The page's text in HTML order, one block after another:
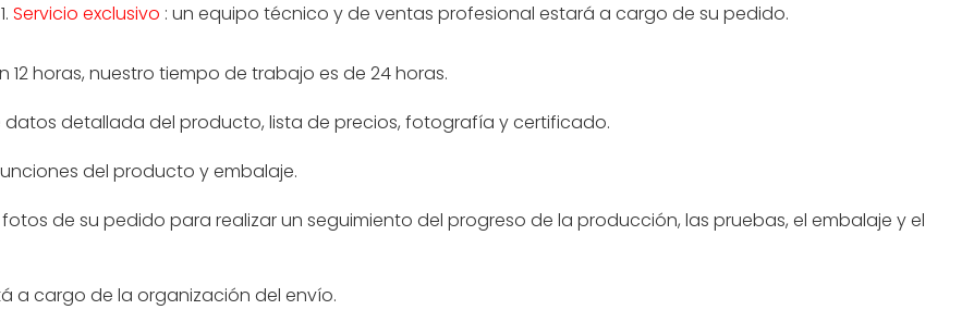
1. Servicio exclusivo : un equipo técnico y de ventas profesional estará a cargo de su pedido.
horas, nuestro tiempo de trabajo es de 24 horas.
detallada del producto, lista de precios, fotografía y certificado.
del producto y embalaje.
fotos de su pedido para realizar un seguimiento del progreso de la producción, las pruebas, el embalaje y el
a cargo de la organización del envío.